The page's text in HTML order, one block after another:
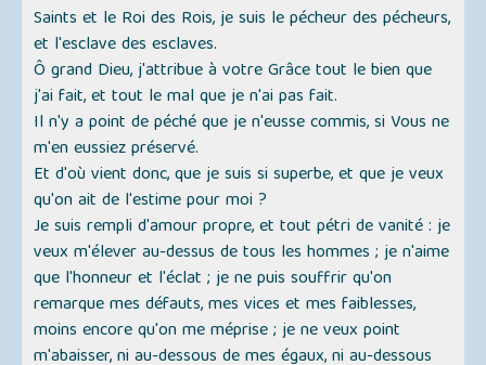
Saints et le Roi des Rois, je suis le pécheur des pécheurs,
et l'esclave des esclaves.
Ô grand Dieu, j'attribue à votre Grâce tout le bien que
j'ai fait, et tout le mal que je n'ai pas fait.
Il n'y a point de péché que je n'eusse commis, si Vous ne
m'en eussiez préservé.
Et d'où vient donc, que je suis si superbe, et que je veux
qu'on ait de l'estime pour moi ?
Je suis rempli d'amour propre, et tout pétri de vanité : je
veux m'élever au-dessus de tous les hommes ; je n'aime
que l'honneur et l'éclat ; je ne puis souffrir qu'on
remarque mes défauts, mes vices et mes faiblesses,
moins encore qu'on me méprise ; je ne veux point
m'abaisser, ni au-dessous de mes égaux, ni au-dessous